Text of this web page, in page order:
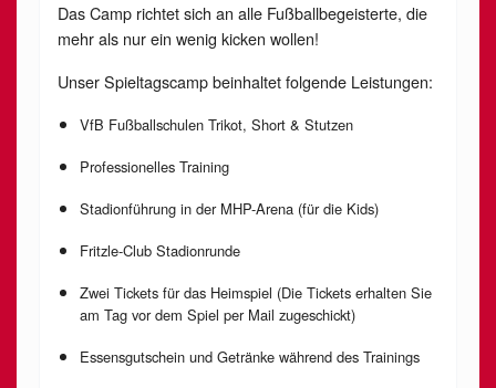
Das Camp richtet sich an alle Fußballbegeisterte, die
mehr als nur ein wenig kicken wollen!
Unser Spieltagscamp beinhaltet folgende Leistungen:
VfB Fußballschulen Trikot, Short & Stutzen
Professionelles Training
Stadionführung in der MHP-Arena (für die Kids)
Fritzle-Club Stadionrunde
Zwei Tickets für das Heimspiel (Die Tickets erhalten Sie
am Tag vor dem Spiel per Mail zugeschickt)
Essensgutschein und Getränke während des Trainings